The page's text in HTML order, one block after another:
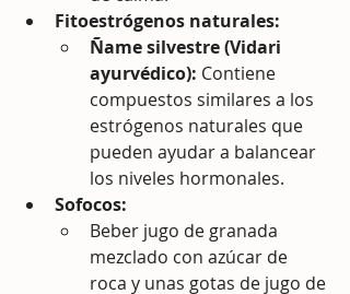
Fitoestrógenos naturales:
Ñame silvestre (Vidari
ayurvédico): Contiene
compuestos similares a los
estrógenos naturales que
pueden ayudar a balancear
los niveles hormonales.
Sofocos:
Beber jugo de granada
mezclado con azúcar de
roca y unas gotas de jugo de